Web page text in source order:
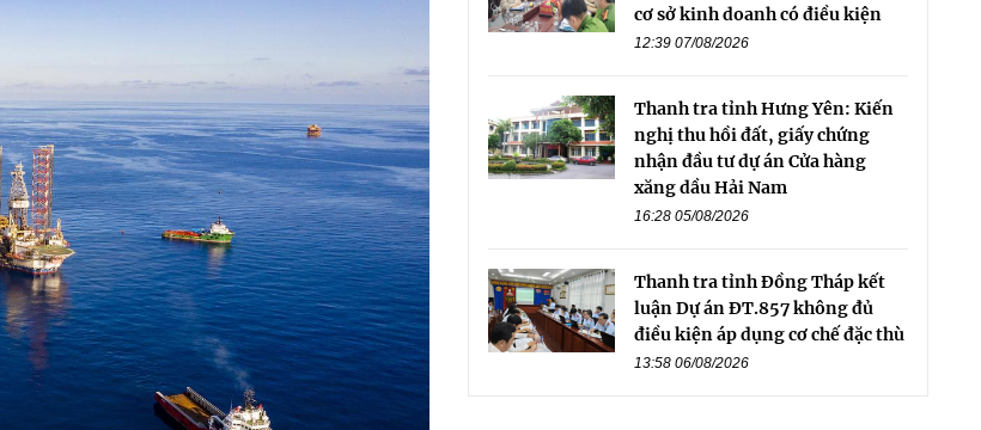
cơ sở kinh doanh có điều kiện
12:39 07/08/2026
Thanh tra tỉnh Hưng Yên: Kiến
nghị thu hồi đất, giấy chứng
nhận đầu tư dự án Cửa hàng
xăng dầu Hải Nam
16:28 05/08/2026
Thanh tra tỉnh Đồng Tháp kết
luận Dự án ĐT.857 không đủ
điều kiện áp dụng cơ chế đặc thù
13:58 06/08/2026